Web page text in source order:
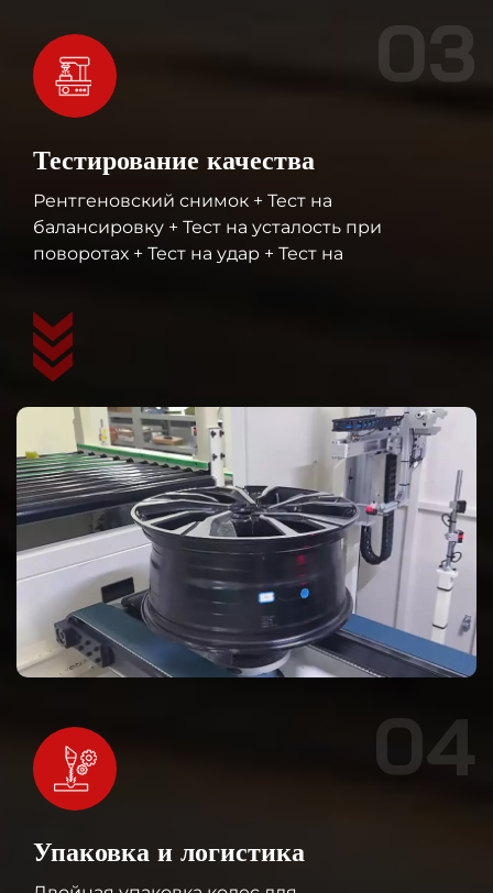
Тестирование качества
Рентгеновский снимок + Тест на
балансировку + Тест на усталость при
поворотах + Тест на удар + Тест на
03
Упаковка и логистика
04